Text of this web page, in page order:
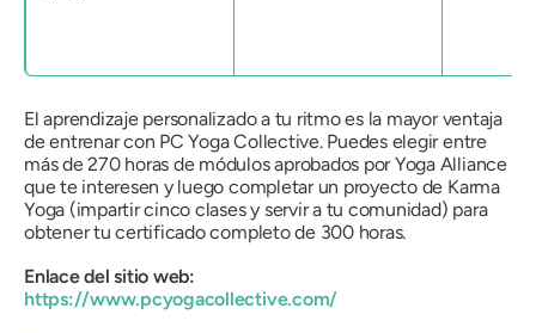
El aprendizaje personalizado a tu ritmo es la mayor ventaja
de entrenar con PC Yoga Collective. Puedes elegir entre
más de 270 horas de módulos aprobados por Yoga Alliance
que te interesen y luego completar un proyecto de Karma
Yoga (impartir cinco clases y servir a tu comunidad) para
obtener tu certificado completo de 300 horas.
Enlace del sitio web:
https://www.pcyogacollective.com/